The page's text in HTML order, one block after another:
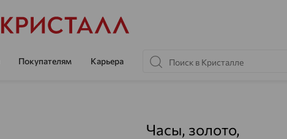
Покупателям Карьера
Часы, золото,